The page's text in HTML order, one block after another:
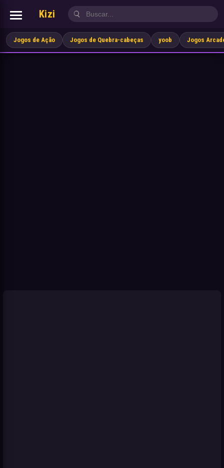
Kizi
Jogos de Ação Jogos de Quebra-cabeças yoob Jogos